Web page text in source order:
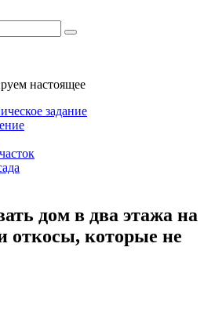
настоящее
задание
дом в два этажа на
откосы, которые не